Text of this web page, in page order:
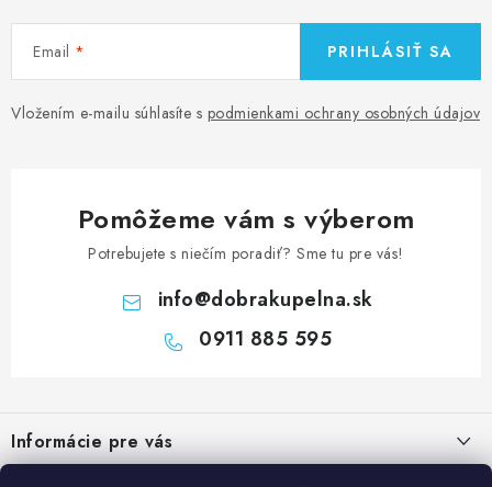
Email
Vložením e-mailu súhlasíte s podmienkami ochrany osobných údajov
PRIHLÁSIŤ SA
Pomôžeme vám s výberom
Potrebujete s niečím poradiť? Sme tu pre vás!
info@dobrakupelna.sk
0911 885 595
pInformácie pre vás